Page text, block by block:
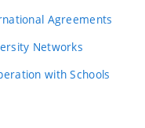
Agreements
Networks
with Schools